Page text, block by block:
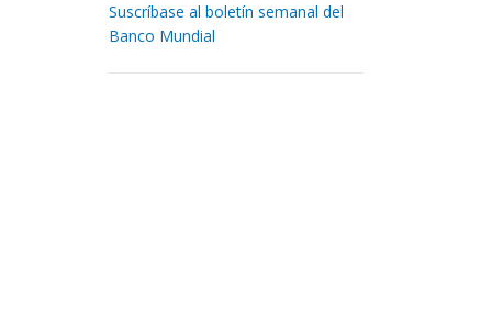
Suscríbase al boletín semanal del
Banco Mundial